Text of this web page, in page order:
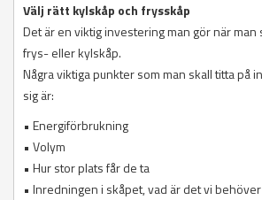
Välj rätt kylskåp och frysskåp
Det är en viktig investering man gör när
frys- eller kylskåp.
Några viktiga punkter som man skall titta på
sig är:
• Energiförbrukning
• Volym
• Hur stor plats får de ta
• Inredningen i skåpet, vad är det vi